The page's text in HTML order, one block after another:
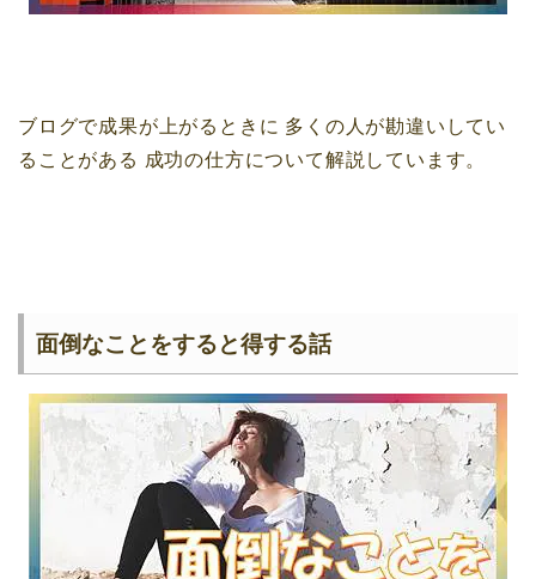
ブログで成果が上がるときに 多くの人が勘違いしてい
ることがある 成功の仕方について解説しています。
面倒なことをすると得する話